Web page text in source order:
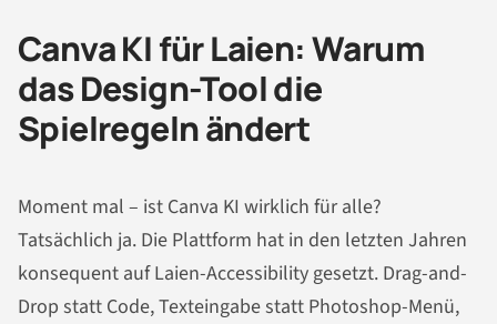
Canva KI für Laien: Warum
das Design-Tool die
Spielregeln ändert
Moment mal – ist Canva KI wirklich für alle?
Tatsächlich ja. Die Plattform hat in den letzten Jahren
konsequent auf Laien-Accessibility gesetzt. Drag-and-
Drop statt Code, Texteingabe statt Photoshop-Menü,